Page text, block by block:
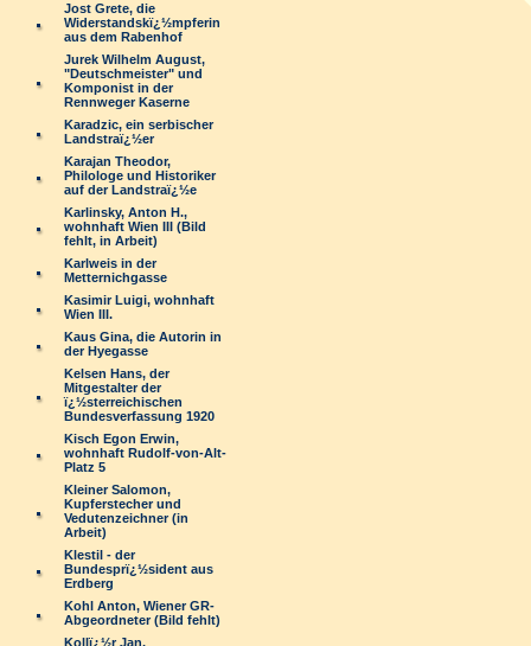
Jost Grete, die
Widerstandskï¿½mpferin
aus dem Rabenhof
Jurek Wilhelm August,
"Deutschmeister" und
Komponist in der
Rennweger Kaserne
Karadzic, ein serbischer
Landstraï¿½er
Karajan Theodor,
Philologe und Historiker
auf der Landstraï¿½e
Karlinsky, Anton H.,
wohnhaft Wien III (Bild
fehlt, in Arbeit)
Karlweis in der
Metternichgasse
Kasimir Luigi, wohnhaft
Wien III.
Kaus Gina, die Autorin in
der Hyegasse
Kelsen Hans, der
Mitgestalter der
ï¿½sterreichischen
Bundesverfassung 1920
Kisch Egon Erwin,
wohnhaft Rudolf-von-Alt-
Platz 5
Kleiner Salomon,
Kupferstecher und
Vedutenzeichner (in
Arbeit)
Klestil - der
Bundesprï¿½sident aus
Erdberg
Kohl Anton, Wiener GR-
Abgeordneter (Bild fehlt)
Kollï¿½r Jan,